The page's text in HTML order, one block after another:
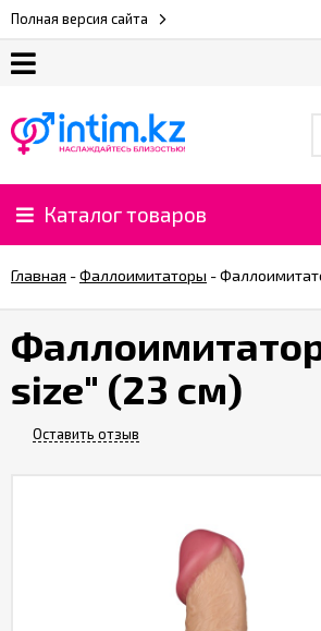
Полная версия сайта
нас
Доставка
и
%
CashBack
Каталог товаров
Главная -Фаллоимитаторы -
size" (23 см)
Оставить отзыв